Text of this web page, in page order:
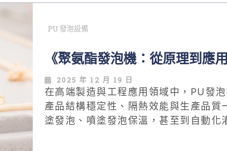
PU 發泡設備
《聚氨酯發泡機：從原理到應
2025 年 12 月 19 日
在高端製造與工程應用領域中，PU發
產品結構穩定性、隔熱效能與生產品
塗發泡、噴塗發泡保溫，甚至到自動化